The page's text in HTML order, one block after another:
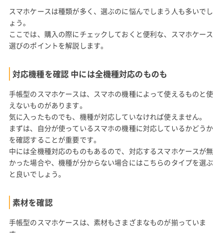
スマホケースは種類が多く、選ぶのに悩んでしまう人も多いでし
ょう。
ここでは、購入の際にチェックしておくと便利な、スマホケース
選びのポイントを解説します。
対応機種を確認 中には全機種対応のものも
手帳型のスマホケースは、スマホの機種によって使えるものと使
えないものがあります。
気に入ったものでも、機種が対応していなければ使えません。
まずは、自分が使っているスマホの機種に対応しているかどうか
を確認することが重要です。
中には全機種対応のものもあるので、対応するスマホケースが無
かった場合や、機種が分からない場合にはこちらのタイプを選ぶ
と良いでしょう。
素材を確認
手帳型のスマホケースは、素材もさまざまなものが揃っていま